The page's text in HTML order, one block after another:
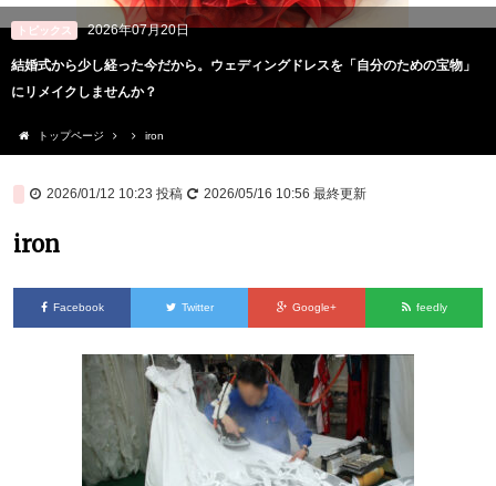
トピックス 2026年07月20日
結婚式から少し経った今だから。ウェディングドレスを「自分のための宝物」
にリメイクしませんか？
トップページ iron
2026/01/12 10:23 投稿 2026/05/16 10:56 最終更新
iron
Facebook Twitter Google+ feedly